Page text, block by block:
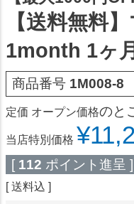
【送料無料
1month 1ヶ
商品番号 1M008-8
定価 オープン価格のと
当店特別価格 ¥
[ 112 ポイント進呈 ]
送料込